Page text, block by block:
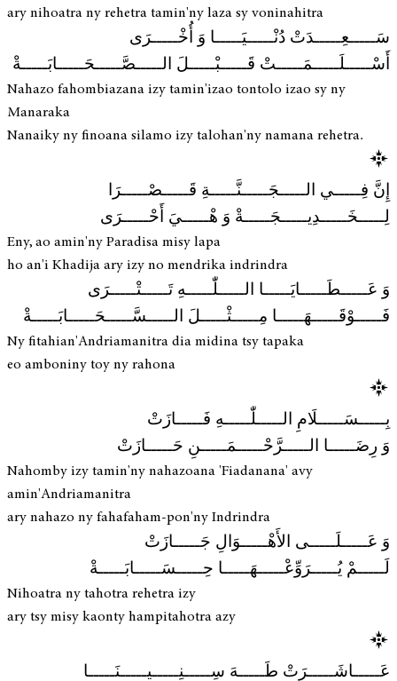
ary nihoatra ny rehetra tamin'ny laza sy voninahitra
سَـــــعِـــــدَتْ دُنْـــــيَـــــا وَ أُخْـــــرَى
أَسْـــــلَـــــمَـــــتْ قَـــــبْـــــلَ الـــــصَّـــــحَـــــابَـــــةْ
Nahazo fahombiazana izy tamin'izao tontolo izao sy ny
Manaraka
Nanaiky ny finoana silamo izy talohan'ny namana rehetra.
إِنَّ فِـــــي الـــــجَـــــنَّـــــةِ قَـــــصْـــــرَا
لِـــــخَـــــدِيـــــجَـــــةْ وَ هْـــــيَ أَحْـــــرَى
Eny, ao amin'ny Paradisa misy lapa
ho an'i Khadija ary izy no mendrika indrindra
وَ عَـــــطَـــــايَـــــا الـــــلّٰـــــهِ تَـــــتْـــــرَى
فَـــــوْقَـــــهَـــــا مِـــــثْـــــلَ الـــــسَّـــــحَـــــابَـــــةْ
Ny fitahian'Andriamanitra dia midina tsy tapaka
eo amboniny toy ny rahona
بِـــــسَـــــلَامِ الـــــلّٰـــــهِ فَـــــازَتْ
وَ رِضَـــــا الـــــرَّحْـــــمَـــــنِ حَـــــازَتْ
Nahomby izy tamin'ny nahazoana 'Fiadanana' avy
amin'Andriamanitra
ary nahazo ny fahafaham-pon'ny Indrindra
وَ عَـــــلَـــــى الأَهْـــــوَالِ جَـــــازَتْ
لَـــــمْ يُـــــرَوِّعْـــــهَـــــا حِـــــسَـــــابَـــــةْ
Nihoatra ny tahotra rehetra izy
ary tsy misy kaonty hampitahotra azy
عَـــــاشَـــــرَتْ طَـــــهَ سِـــــنِـــــيـــــنَـــــا